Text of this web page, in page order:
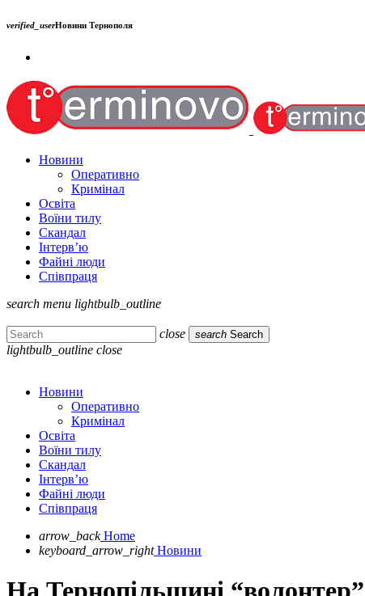
verified_userНовини Тернополя
Новини
Оперативно
Кримінал
Освіта
Воїни тилу
Скандал
Інтерв’ю
Файні люди
Співпраця
search menu lightbulb_outline
close search Search
lightbulb_outline close
Новини
Оперативно
Кримінал
Освіта
Воїни тилу
Скандал
Інтерв’ю
Файні люди
Співпраця
arrow_back Home
keyboard_arrow_right Новини